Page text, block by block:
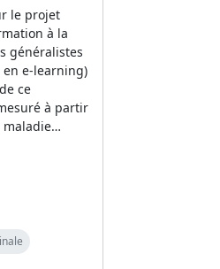
le projet
à la
généralistes
e-learning)
ce
à partir
maladie…